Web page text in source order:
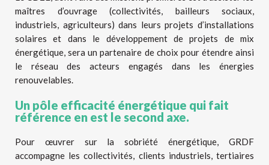
maîtres d’ouvrage (collectivités, bailleurs sociaux,
industriels, agriculteurs) dans leurs projets d’installations
solaires et dans le développement de projets de mix
énergétique, sera un partenaire de choix pour étendre ainsi
le réseau des acteurs engagés dans les énergies
renouvelables.
Un pôle efficacité énergétique qui fait
référence en est le second axe.
Pour œuvrer sur la sobriété énergétique, GRDF
accompagne les collectivités, clients industriels, tertiaires